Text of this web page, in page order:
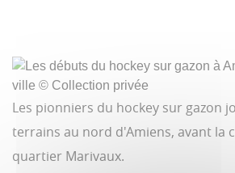
Les pionniers du hockey sur gazon
terrains au nord d'Amiens, avant la
quartier Marivaux.